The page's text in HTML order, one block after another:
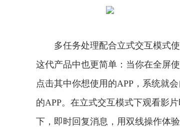
多任务处理配合立式交互模式
这代产品中也更简单：当你在全屏
点击其中你想使用的APP，系统就
的APP。在立式交互模式下观看影
下，即时回复消息，用双线操作体验